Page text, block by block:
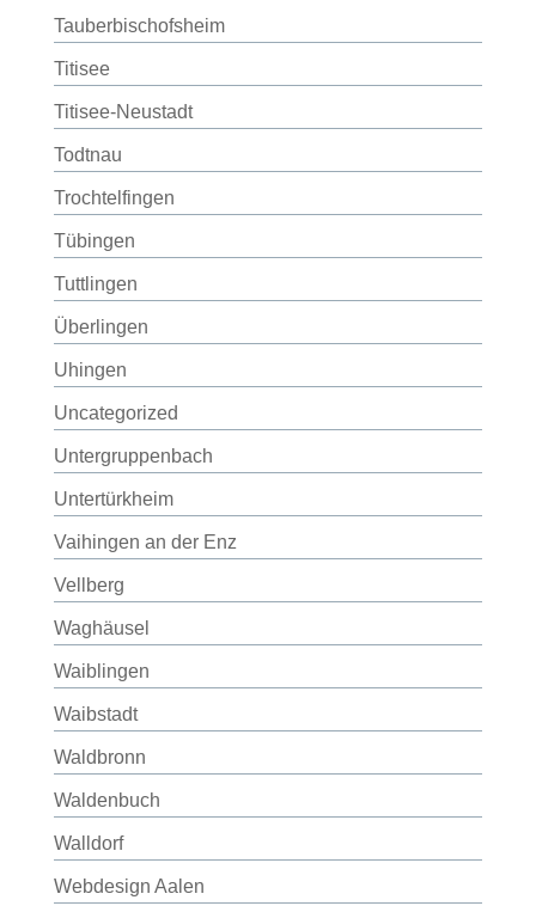
Tauberbischofsheim
Titisee
Titisee-Neustadt
Todtnau
Trochtelfingen
Tübingen
Tuttlingen
Überlingen
Uhingen
Uncategorized
Untergruppenbach
Untertürkheim
Vaihingen an der Enz
Vellberg
Waghäusel
Waiblingen
Waibstadt
Waldbronn
Waldenbuch
Walldorf
Webdesign Aalen